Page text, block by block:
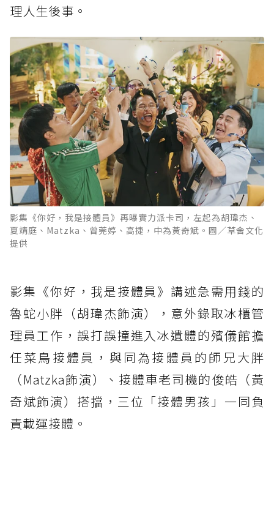
理人生後事。
影集《你好，我是接體員》再曝實力派卡司，左起為胡瑋杰、
夏靖庭、Matzka、曾莞婷、高捷，中為黃奇斌。圖／草舍文化
提供
影集《你好，我是接體員》講述急需用錢的
魯蛇小胖（胡瑋杰飾演），意外錄取冰櫃管
理員工作，誤打誤撞進入冰遺體的殯儀館擔
任菜鳥接體員，與同為接體員的師兄大胖
（Matzka飾演）、接體車老司機的俊皓（黃
奇斌飾演）搭擋，三位「接體男孩」一同負
責載運接體。